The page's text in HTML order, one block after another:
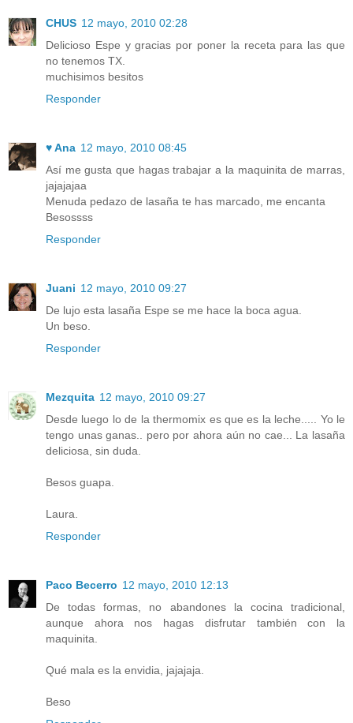
CHUS 12 mayo, 2010 02:28
Delicioso Espe y gracias por poner la receta para las que
no tenemos TX.
muchisimos besitos
Responder
♥ Ana 12 mayo, 2010 08:45
Así me gusta que hagas trabajar a la maquinita de marras,
jajajajaa
Menuda pedazo de lasaña te has marcado, me encanta
Besossss
Responder
Juani 12 mayo, 2010 09:27
De lujo esta lasaña Espe se me hace la boca agua.
Un beso.
Responder
Mezquita 12 mayo, 2010 09:27
Desde luego lo de la thermomix es que es la leche..... Yo le
tengo unas ganas.. pero por ahora aún no cae... La lasaña
deliciosa, sin duda.
Besos guapa.
Laura.
Responder
Paco Becerro 12 mayo, 2010 12:13
De todas formas, no abandones la cocina tradicional,
aunque ahora nos hagas disfrutar también con la
maquinita.
Qué mala es la envidia, jajajaja.
Beso